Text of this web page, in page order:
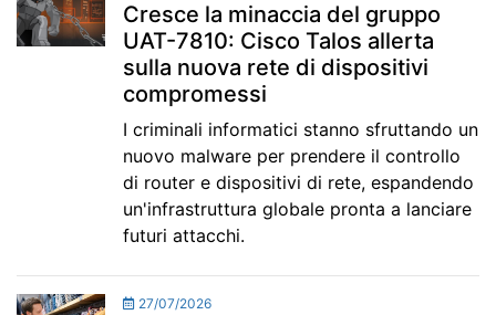
Cresce la minaccia del gruppo
UAT-7810: Cisco Talos allerta
sulla nuova rete di dispositivi
compromessi
I criminali informatici stanno sfruttando un
nuovo malware per prendere il controllo
di router e dispositivi di rete, espandendo
un'infrastruttura globale pronta a lanciare
futuri attacchi.
27/07/2026